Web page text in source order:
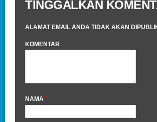
TINGGALKAN
ALAMAT EMAIL ANDA TIDAK AKAN
KOMENTAR
NAMA *